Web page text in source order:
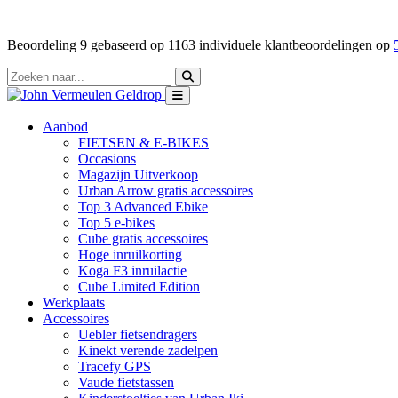
Beoordeling 9 gebaseerd op 1163 individuele klantbeoordelingen op
Aanbod
FIETSEN & E-BIKES
Occasions
Magazijn Uitverkoop
Urban Arrow gratis accessoires
Top 3 Advanced Ebike
Top 5 e-bikes
Cube gratis accessoires
Hoge inruilkorting
Koga F3 inruilactie
Cube Limited Edition
Werkplaats
Accessoires
Uebler fietsendragers
Kinekt verende zadelpen
Tracefy GPS
Vaude fietstassen